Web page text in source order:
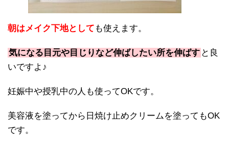
朝はメイク下地として も使えます。
気になる目元や目じりなど伸ばしたい所を伸ばす と良
いですよ♪
妊娠中や授乳中の人も使ってOKです。
美容液を塗ってから日焼け止めクリームを塗ってもOK
です。